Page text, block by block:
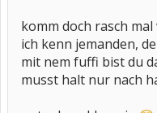
komm doch rasch
ich kenn jemanden,
mit nem fuffi bist du
musst halt nur nach